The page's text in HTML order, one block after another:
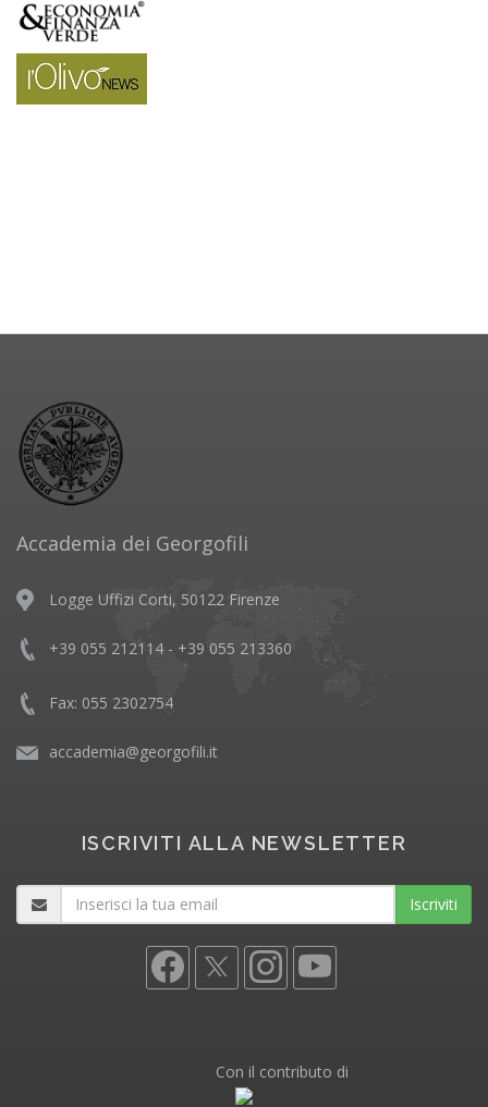
Accademia dei Georgofili
Logge Uffizi Corti, 50122 Firenze
+39 055 212114 - +39 055 213360
Fax: 055 2302754
accademia@georgofili.it
ISCRIVITI ALLA NEWSLETTER
Iscriviti
Con il contributo di